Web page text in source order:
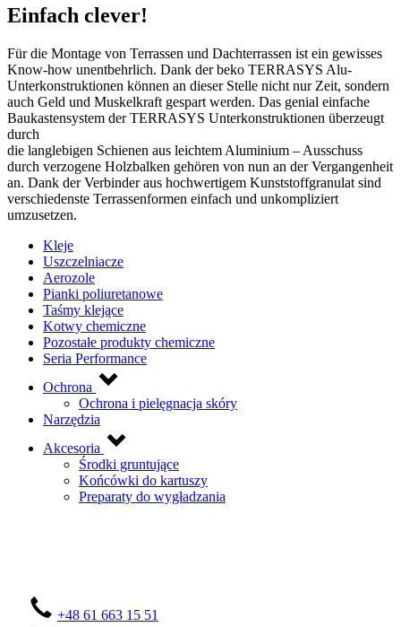
Einfach clever!
Für die Montage von Terrassen und Dachterrassen ist ein gewisses
Know-how unentbehrlich. Dank der beko TERRASYS Alu-
Unterkonstruktionen können an dieser Stelle nicht nur Zeit, sondern
auch Geld und Muskelkraft gespart werden. Das genial einfache
Baukastensystem der TERRASYS Unterkonstruktionen überzeugt
durch
die langlebigen Schienen aus leichtem Aluminium – Ausschuss
durch verzogene Holzbalken gehören von nun an der Vergangenheit
an. Dank der Verbinder aus hochwertigem Kunststoffgranulat sind
verschiedenste Terrassenformen einfach und unkompliziert
umzusetzen.
Kleje
Uszczelniacze
Aerozole
Pianki poliuretanowe
Taśmy klejące
Kotwy chemiczne
Pozostałe produkty chemiczne
Seria Performance
Ochrona
Ochrona i pielęgnacja skóry
Narzędzia
Akcesoria
Środki gruntujące
Końcówki do kartuszy
Preparaty do wygładzania
+48 61 663 15 51